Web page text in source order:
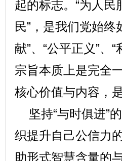
起的标志。“为人民
民”，是我们党始
献”、“公平正义”、
宗旨本质上是完全
核心价值与内容，
坚持“与时俱进”
织提升自己公信力
助形式智慧含量的